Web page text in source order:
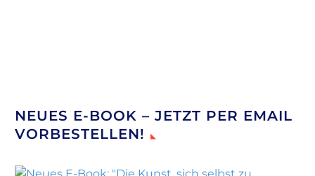
NEUES E-BOOK – JETZT PER EMAIL
VORBESTELLEN!